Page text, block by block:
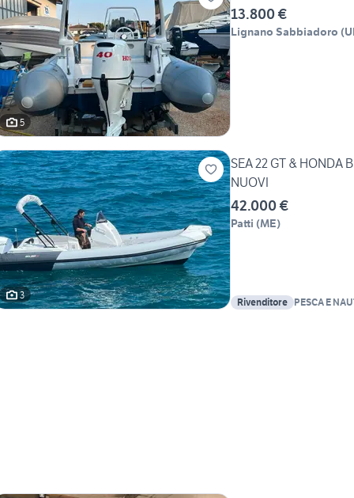
5
13.800 €
Lignano Sabbiadoro (
3
SEA 22 GT & HONDA
NUOVI
42.000 €
Patti (ME)
Rivenditore PESCA E